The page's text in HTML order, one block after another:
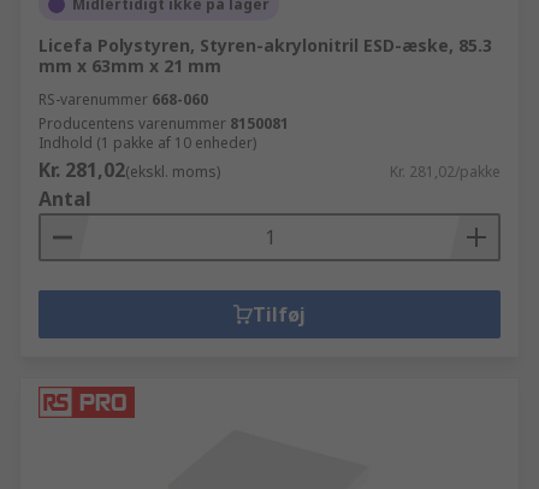
Midlertidigt ikke på lager
Licefa Polystyren, Styren-akrylonitril ESD-æske, 85.3
mm x 63mm x 21 mm
RS-varenummer 668-060
Producentens varenummer 8150081
Indhold (1 pakke af 10 enheder)
Kr. 281,02(ekskl. moms) Kr. 281,02/pakke
Antal
Tilføj